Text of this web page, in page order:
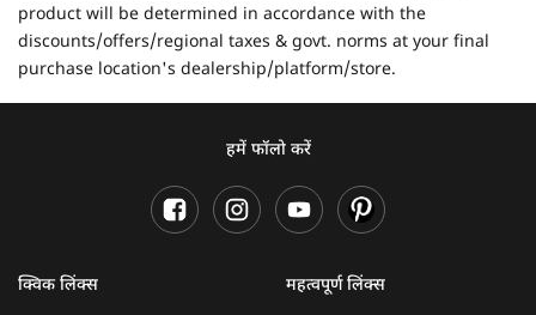
product will be determined in accordance with the
discounts/offers/regional taxes & govt. norms at your final
purchase location's dealership/platform/store.
हमें फॉलो करें
क्विक लिंक्स
महत्वपूर्ण लिंक्स